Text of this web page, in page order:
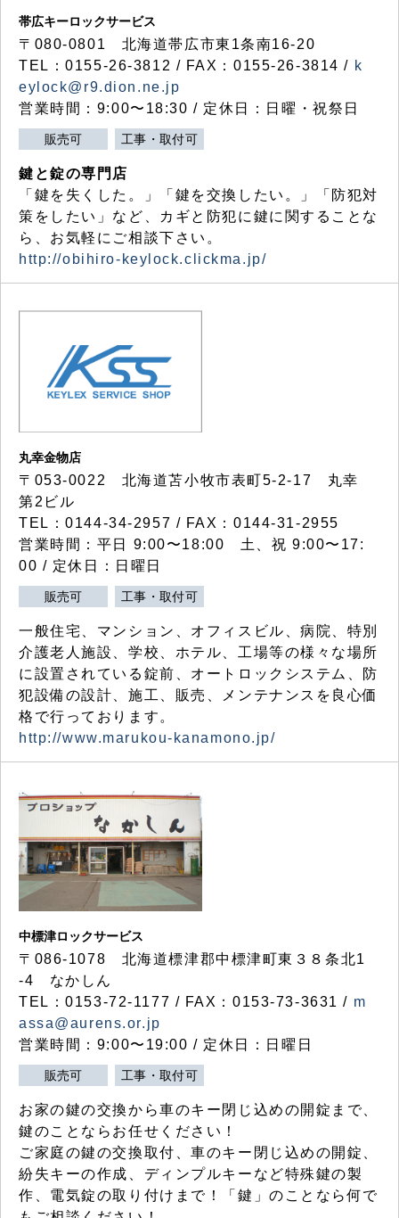
帯広キーロックサービス
〒080-0801 北海道帯広市東1条南16-20
TEL：0155-26-3812 / FAX：0155-26-3814 / k
eylock@r9.dion.ne.jp
営業時間：9:00〜18:30 / 定休日：日曜・祝祭日
販売可 工事・取付可
鍵と錠の専門店
「鍵を失くした。」「鍵を交換したい。」「防犯対
策をしたい」など、カギと防犯に鍵に関することな
ら、お気軽にご相談下さい。
http://obihiro-keylock.clickma.jp/
丸幸金物店
〒053-0022 北海道苫小牧市表町5-2-17 丸幸
第2ビル
TEL：0144-34-2957 / FAX：0144-31-2955
営業時間：平日 9:00〜18:00 土、祝 9:00〜17:
00 / 定休日：日曜日
販売可 工事・取付可
一般住宅、マンション、オフィスビル、病院、特別
介護老人施設、学校、ホテル、工場等の様々な場所
に設置されている錠前、オートロックシステム、防
犯設備の設計、施工、販売、メンテナンスを良心価
格で行っております。
http://www.marukou-kanamono.jp/
中標津ロックサービス
〒086-1078 北海道標津郡中標津町東３８条北1
-4 なかしん
TEL：0153-72-1177 / FAX：0153-73-3631 / m
assa@aurens.or.jp
営業時間：9:00〜19:00 / 定休日：日曜日
販売可 工事・取付可
お家の鍵の交換から車のキー閉じ込めの開錠まで、
鍵のことならお任せください！
ご家庭の鍵の交換取付、車のキー閉じ込めの開錠、
紛失キーの作成、ディンプルキーなど特殊鍵の製
作、電気錠の取り付けまで！「鍵」のことなら何で